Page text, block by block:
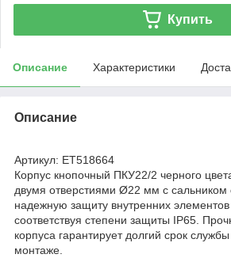
Купить
Описание Характеристики
Описание
Артикул: ET518664
Корпус кнопочный ПКУ22/2 черного
двумя отверстиями Ø22 мм с сальником
надежную защиту внутренних элементов
соответствуя степени защиты IP65.
корпуса гарантирует долгий срок
монтаже.